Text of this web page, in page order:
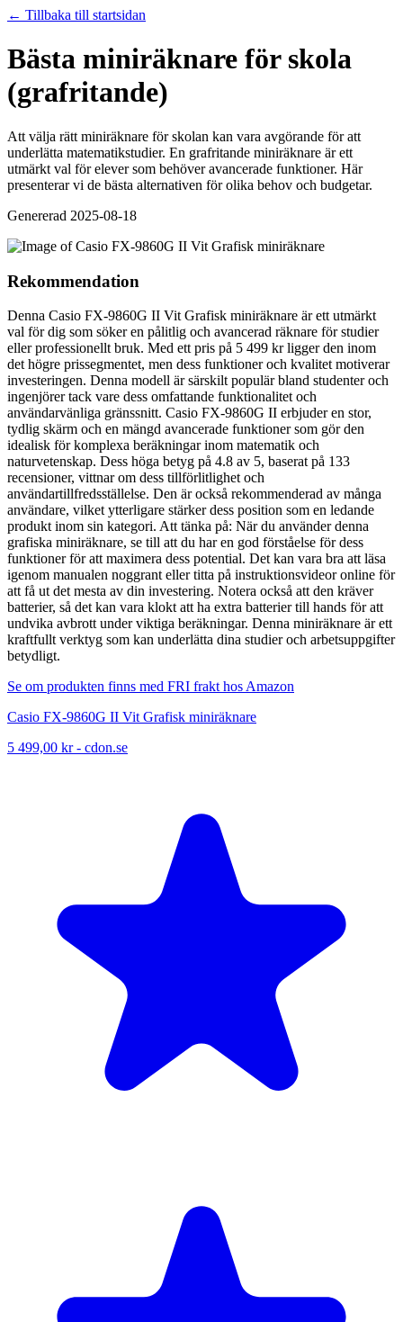
← Tillbaka till startsidan
Bästa miniräknare för skola
(grafritande)
Att välja rätt miniräknare för skolan kan vara avgörande för att
underlätta matematikstudier. En grafritande miniräknare är ett
utmärkt val för elever som behöver avancerade funktioner. Här
presenterar vi de bästa alternativen för olika behov och budgetar.
Genererad 2025-08-18
Rekommendation
Denna Casio FX-9860G II Vit Grafisk miniräknare är ett utmärkt
val för dig som söker en pålitlig och avancerad räknare för studier
eller professionellt bruk. Med ett pris på 5 499 kr ligger den inom
det högre prissegmentet, men dess funktioner och kvalitet motiverar
investeringen. Denna modell är särskilt populär bland studenter och
ingenjörer tack vare dess omfattande funktionalitet och
användarvänliga gränssnitt. Casio FX-9860G II erbjuder en stor,
tydlig skärm och en mängd avancerade funktioner som gör den
idealisk för komplexa beräkningar inom matematik och
naturvetenskap. Dess höga betyg på 4.8 av 5, baserat på 133
recensioner, vittnar om dess tillförlitlighet och
användartillfredsställelse. Den är också rekommenderad av många
användare, vilket ytterligare stärker dess position som en ledande
produkt inom sin kategori. Att tänka på: När du använder denna
grafiska miniräknare, se till att du har en god förståelse för dess
funktioner för att maximera dess potential. Det kan vara bra att läsa
igenom manualen noggrant eller titta på instruktionsvideor online för
att få ut det mesta av din investering. Notera också att den kräver
batterier, så det kan vara klokt att ha extra batterier till hands för att
undvika avbrott under viktiga beräkningar. Denna miniräknare är ett
kraftfullt verktyg som kan underlätta dina studier och arbetsuppgifter
betydligt.
Se om produkten finns med FRI frakt hos Amazon
Casio FX-9860G II Vit Grafisk miniräknare
5 499,00 kr- cdon.se